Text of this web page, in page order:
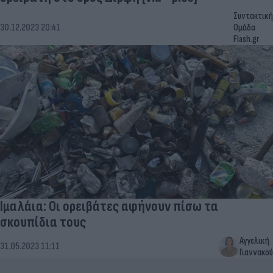
30.12.2023 20:41
Συντακτική
Ομάδα
Flash.gr
Ιμαλάια: Οι ορειβάτες αφήνουν πίσω τα
σκουπίδια τους
31.05.2023 11:11
Αγγελική
Γιαννακού